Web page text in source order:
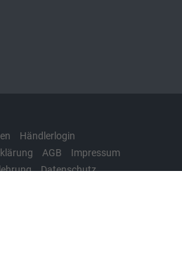
Händlerlogin
AGB
Impressum
Datenschutz